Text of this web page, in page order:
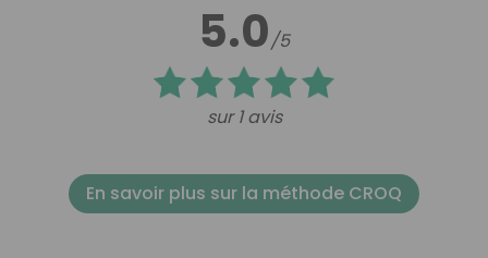
5.0/5
sur 1 avis
En savoir plus sur la méthode CROQ